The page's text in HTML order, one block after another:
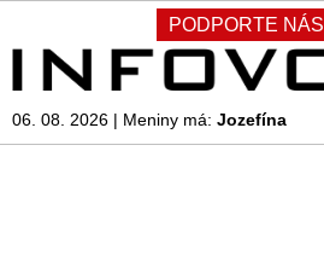
PODPORTE NÁS
06. 08. 2026 | Meniny má: Jozefína